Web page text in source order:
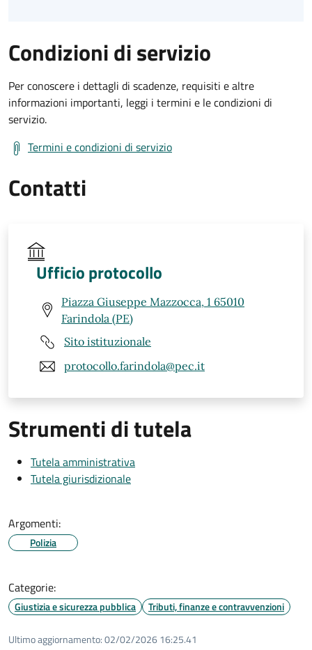
Condizioni di servizio
Per conoscere i dettagli di scadenze, requisiti e altre
informazioni importanti, leggi i termini e le condizioni di
servizio.
Termini e condizioni di servizio
Contatti
Ufficio protocollo
Piazza Giuseppe Mazzocca, 1 65010
Farindola (PE)
Sito istituzionale
protocollo.farindola@pec.it
Strumenti di tutela
Tutela amministrativa
Tutela giurisdizionale
Argomenti:
Polizia
Categorie:
Giustizia e sicurezza pubblica Tributi, finanze e contravvenzioni
Ultimo aggiornamento:02/02/2026 16:25.41